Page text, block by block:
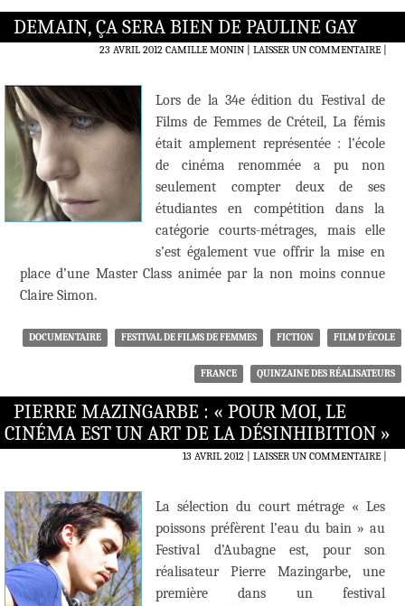
DEMAIN, ÇA SERA BIEN DE PAULINE GAY
23 AVRIL 2012 CAMILLE MONIN LAISSER UN COMMENTAIRE|
Lors de la 34e édition du Festival de
Films de Femmes de Créteil, La fémis
était amplement représentée : l’école
de cinéma renommée a pu non
seulement compter deux de ses
étudiantes en compétition dans la
catégorie courts-métrages, mais elle
s’est également vue offrir la mise en
place d’une Master Class animée par la non moins connue
Claire Simon.
DOCUMENTAIRE FESTIVAL DE FILMS DE FEMMES FICTION FILM D'ÉCOLE
FRANCE QUINZAINE DES RÉALISATEURS
PIERRE MAZINGARBE : « POUR MOI, LE
CINÉMA EST UN ART DE LA DÉSINHIBITION »
13 AVRIL 2012 LAISSER UN COMMENTAIRE|
La sélection du court métrage « Les
poissons préfèrent l’eau du bain » au
Festival d’Aubagne est, pour son
réalisateur Pierre Mazingarbe, une
première dans un festival